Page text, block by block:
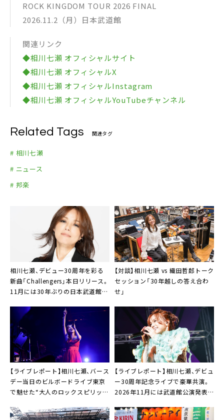
ROCK KINGDOM TOUR 2026 FINAL
2026.11.2（月）日本武道館
関連リンク
◆相川七瀬 オフィシャルサイト
◆相川七瀬 オフィシャルX
◆相川七瀬 オフィシャルInstagram
◆相川七瀬 オフィシャルYouTubeチャンネル
Related Tags 関連タグ
# 相川七瀬
# ニュース
# 邦楽
相川七瀬、デビュー30周年を彩る
新曲「Challengers」本日リリース。
11月には30年ぶりの日本武道館公
【対談】相川七瀬 vs 織田哲郎トーク
セッション「30年越しの答え合わ
せ」
【ライブレポート】相川七瀬、バース
デー当日のビルボードライブ東京
で魅せた“大人のロックスピリッ
【ライブレポート】相川七瀬、デビュ
ー30周年記念ライブで豪華共演。
2026年11月には武道館公演発表